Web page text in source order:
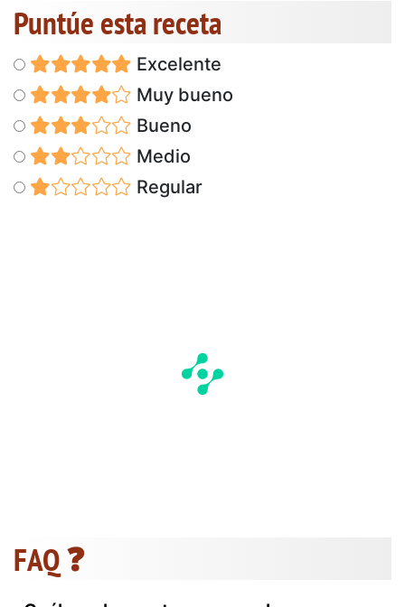
Puntúe esta receta
Excelente
Muy bueno
Bueno
Medio
Regular
FAQ ❓